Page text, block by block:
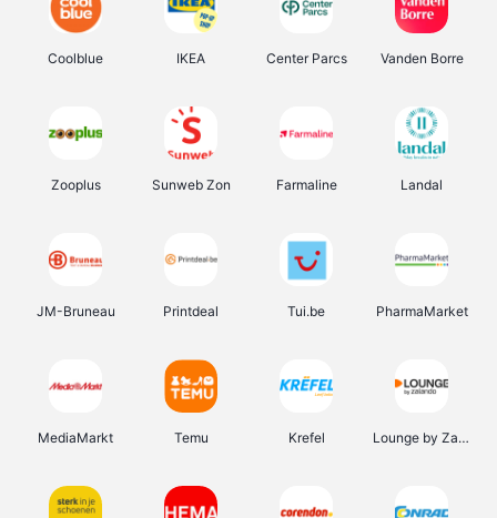
Coolblue IKEA Center Parcs Vanden Borre
Zooplus Sunweb Zon Farmaline Landal
JM-Bruneau Printdeal Tui.be PharmaMarket
MediaMarkt Temu Krefel Lounge by Zalando